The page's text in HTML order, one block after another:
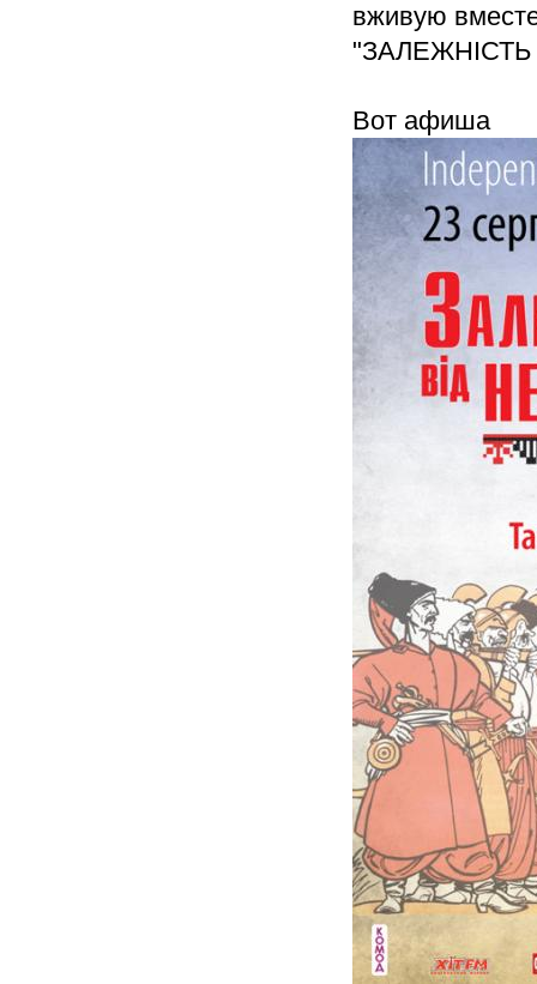
вживую
Вот афиша